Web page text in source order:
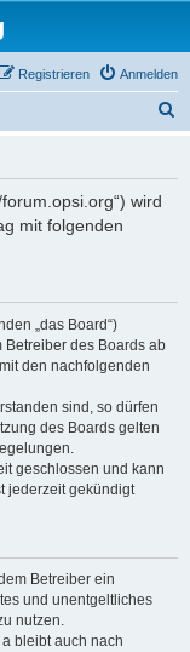
Anmelden
Registrieren
wird
mit folgenden
„das Board“)
des Boards ab
den nachfolgenden
sind, so dürfen
des Boards gelten
geschlossen und kann
jederzeit gekündigt
Betreiber ein
und unentgeltliches
nutzen.
bleibt auch nach